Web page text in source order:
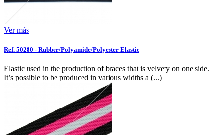
Ver más
Ref. 50280 - Rubber/Polyamide/Polyester Elastic
Elastic used in the production of braces that is velvety on one side.
It’s possible to be produced in various widths a (...)